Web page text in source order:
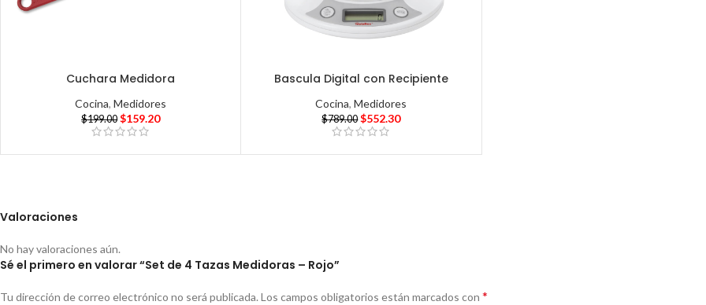
Cuchara Medidora
Cocina,Medidores
$199.00 $159.20
Bascula Digital con Recipiente
Cocina,Medidores
$789.00 $552.30
Valoraciones
No hay valoraciones aún.
Sé el primero en valorar “Set de 4 Tazas Medidoras – Rojo”
Tu dirección de correo electrónico no será publicada.Los campos obligatorios están marcados con *